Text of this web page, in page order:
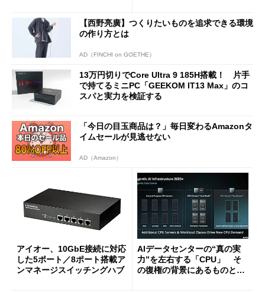
【西野亮廣】つくりたいものを追求できる環境
の作り方とは
AD（FINCHI on GOETHE）
13万円切りでCore Ultra 9 185H搭載！ 片手
で持てるミニPC「GEEKOM IT13 Max」のコ
スパと実力を検証する
「今日の目玉商品は？」毎日変わるAmazonタ
イムセールが見逃せない
AD（Amazon）
アイオー、10GbE接続に対応
した5ポート／8ポート搭載ア
ンマネージスイッチングハブ
AIデータセンターの“真の実
力”を左右する「CPU」 そ
の復権の背景にあるものと